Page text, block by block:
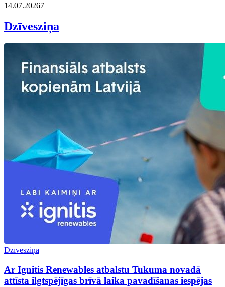
14.07.20267
Dzīvesziņa
Dzīvesziņa
Ar Ignitis Renewables atbalstu Tukuma novadā
attīsta ilgtspējīgas brīvā laika pavadīšanas iespējas